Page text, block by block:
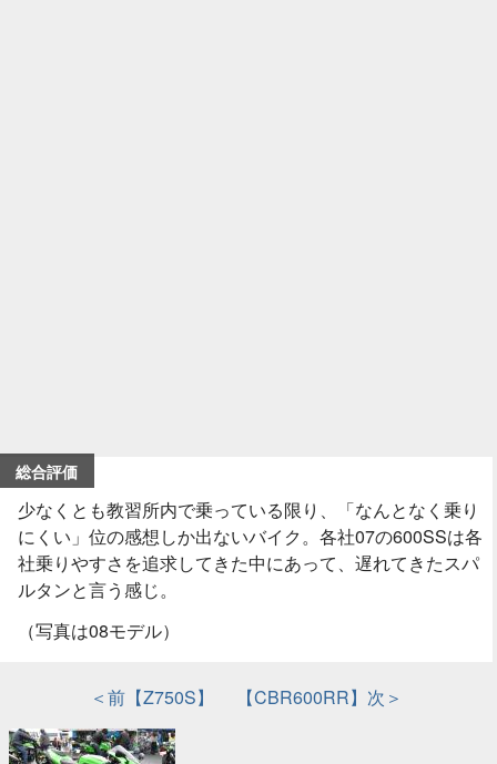
総合評価
少なくとも教習所内で乗っている限り、「なんとなく乗り
にくい」位の感想しか出ないバイク。各社07の600SSは各
社乗りやすさを追求してきた中にあって、遅れてきたスパ
ルタンと言う感じ。
（写真は08モデル）
＜前【Z750S】 【CBR600RR】次＞